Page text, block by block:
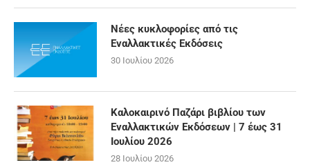
Νέες κυκλοφορίες από τις
Εναλλακτικές Εκδόσεις
30 Ιουλίου 2026
Καλοκαιρινό Παζάρι βιβλίου των
Εναλλακτικών Εκδόσεων | 7 έως 31
Ιουλίου 2026
28 Ιουλίου 2026